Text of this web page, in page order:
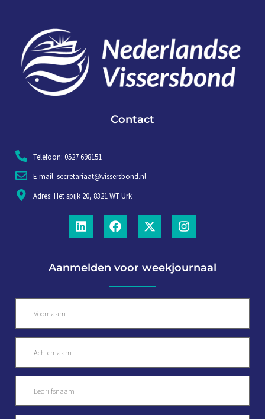
Contact
Telefoon: 0527 698151
E-mail: secretariaat@vissersbond.nl
Adres: Het spijk 20, 8321 WT Urk
Aanmelden voor weekjournaal